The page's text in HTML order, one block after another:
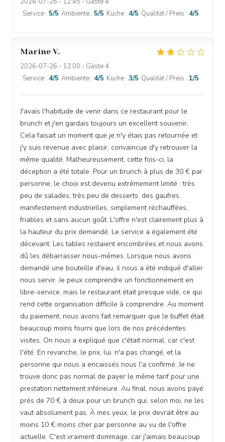
Service : 5/5 Ambiente : 5/5 Küche : 4/5 Qualität / Preis : 4/5
Marine V
2026-07-26 - 12:00 - Gäste 4
Service : 4/5 Ambiente : 4/5 Küche : 3/5 Qualität / Preis : 1/5
J'avais l'habitude de venir dans ce restaurant pour le
brunch et j'en gardais toujours un excellent souvenir.
Cela faisait un moment que je n'y étais pas retournée et
j'y suis revenue avec plaisir, convaincue d'y retrouver la
même qualité. Malheureusement, cette fois-ci, la
déception a été totale. Pour un brunch à plus de 30 € par
personne, le choix est devenu extrêmement limité : très
peu de salades, très peu de desserts, des gaufres
manifestement industrielles, simplement réchauffées,
friables et sans aucun goût. L'offre n'est clairement plus à
la hauteur du prix demandé. Le service a également été
décevant. Les tables restaient encombrées et nous avons
dû les débarrasser nous-mêmes. Lorsque nous avons
demandé une bouteille d'eau, il nous a été indiqué d'aller
nous servir. Je peux comprendre un fonctionnement en
libre-service, mais le restaurant était presque vide, ce qui
rend cette organisation difficile à comprendre. Au moment
du paiement, nous avons fait remarquer que le buffet était
beaucoup moins fourni que lors de nos précédentes
visites. On nous a expliqué que c'était normal, car c'est
l'été. En revanche, le prix, lui, n'a pas changé, et la
personne qui nous a encaissés nous l'a confirmé. Je ne
trouve donc pas normal de payer le même tarif pour une
prestation nettement inférieure. Au final, nous avons payé
près de 70 € à deux pour un brunch qui, selon moi, ne les
vaut absolument pas. À mes yeux, le prix devrait être au
moins 10 € moins cher par personne au vu de l'offre
actuelle. C'est vraiment dommage, car j'aimais beaucoup